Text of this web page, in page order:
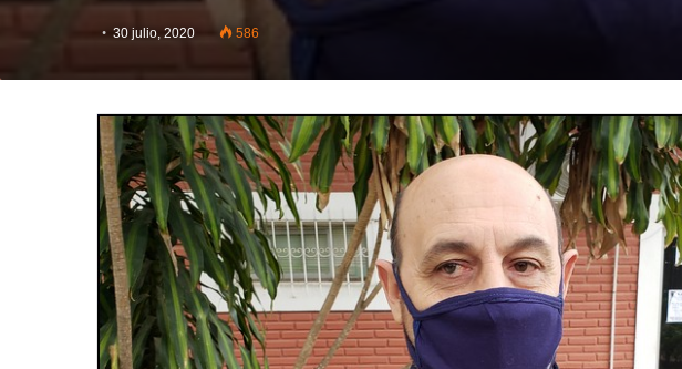
30 julio, 2020 586